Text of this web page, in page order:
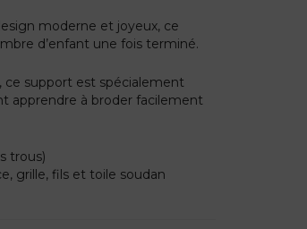
moderne et joyeux, ce
d’enfant une fois terminé.
, ce support est spécialement
apprendre à broder facilement
trous)
grille, fils et toile soudan